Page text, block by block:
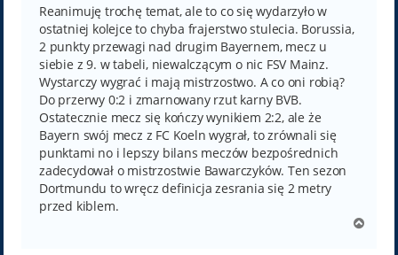
t
Reanimuję trochę temat, ale to co się wydarzyło w
ostatniej kolejce to chyba frajerstwo stulecia. Borussia,
2 punkty przewagi nad drugim Bayernem, mecz u
siebie z 9. w tabeli, niewalczącym o nic FSV Mainz.
Wystarczy wygrać i mają mistrzostwo. A co oni robią?
Do przerwy 0:2 i zmarnowany rzut karny BVB.
Ostatecznie mecz się kończy wynikiem 2:2, ale że
Bayern swój mecz z FC Koeln wygrał, to zrównali się
punktami no i lepszy bilans meczów bezpośrednich
zadecydował o mistrzostwie Bawarczyków. Ten sezon
Dortmundu to wręcz definicja zesrania się 2 metry
przed kiblem.